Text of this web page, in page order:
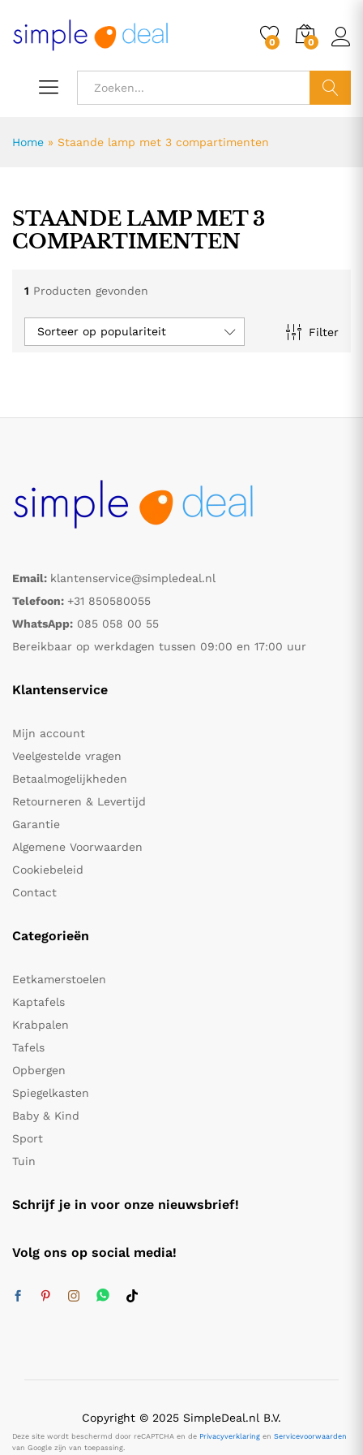
0 0
Home » Staande lamp met 3 compartimenten
STAANDE LAMP MET 3
COMPARTIMENTEN
1 Producten gevonden
Filter
Sorteer op populariteit
Email: klantenservice@simpledeal.nl
Telefoon: +31 850580055
WhatsApp: 085 058 00 55
Bereikbaar op werkdagen tussen 09:00 en 17:00 uur
Klantenservice
Mijn account
Veelgestelde vragen
Betaalmogelijkheden
Retourneren & Levertijd
Garantie
Algemene Voorwaarden
Cookiebeleid
Contact
Categorieën
Eetkamerstoelen
Kaptafels
Krabpalen
Tafels
Opbergen
Spiegelkasten
Baby & Kind
Sport
Tuin
Schrijf je in voor onze nieuwsbrief!
Volg ons op social media!
Copyright © 2025 SimpleDeal.nl B.V.
Deze site wordt beschermd door reCAPTCHA en de Privacyverklaring en Servicevoorwaarden
van Google zijn van toepassing.